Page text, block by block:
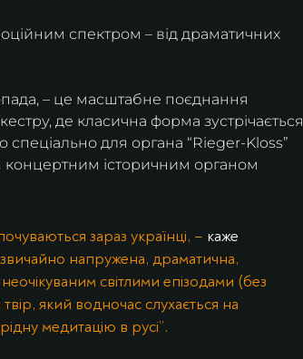
спектром – від драматичних
– це масштабне поєднання
де класична форма зустрічається
для органа “Rieger-Kloss”
концертним історичним органом
зараз українці, – каже
напружена, драматична,
світлими епізодами (без
який водночас слухається на
медитацію в русі”.